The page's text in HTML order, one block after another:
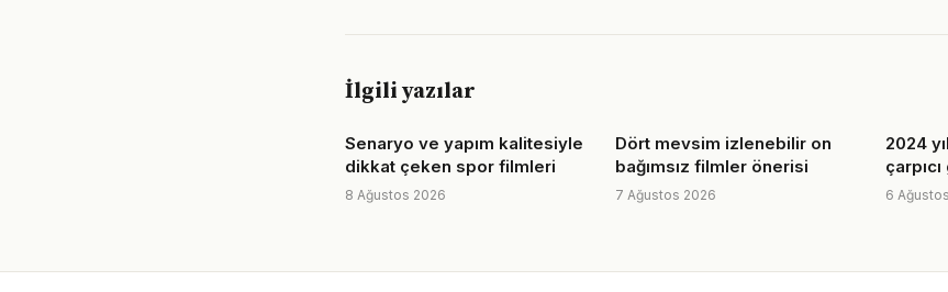
İlgili yazılar
Senaryo ve yapım kalitesiyle
dikkat çeken spor filmleri
8 Ağustos 2026
Dört mevsim izlenebilir on
bağımsız filmler önerisi
7 Ağustos 2026
2024
6